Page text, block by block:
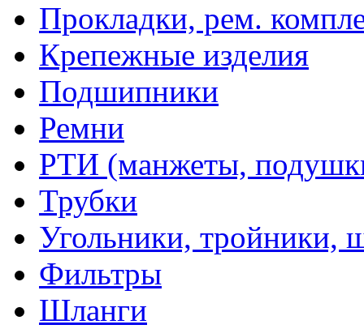
Прокладки, рем.
Крепежные изделия
Подшипники
Ремни
РТИ (манжеты,
Трубки
Угольники, тройники,
Фильтры
Шланги